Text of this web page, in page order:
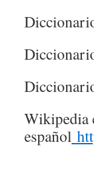
Wikipedia
español